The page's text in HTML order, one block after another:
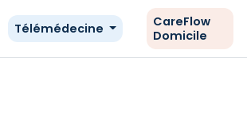
Télémédecine
CareFlow
Domicile